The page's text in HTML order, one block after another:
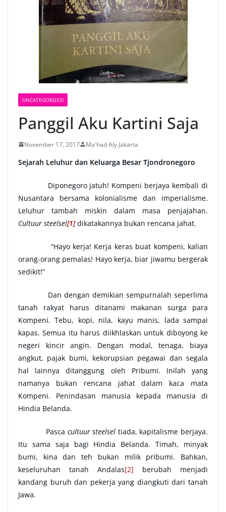
UNCATEGORIZED
Panggil Aku Kartini Saja
November 17, 2017 Ma'had Aly Jakarta
Sejarah Leluhur dan Keluarga Besar Tjondronegoro
Diponegoro jatuh! Kompeni berjaya kembali di
Nusantara bersama kolonialisme dan imperialisme.
Leluhur tambah miskin dalam masa penjajahan.
Cultuur steelsel[1]dikatakannya bukan rencana jahat.
“Hayo kerja! Kerja keras buat kompeni, kalian
orang-orang pemalas! Hayo kerja, biar jiwamu bergerak
sedikit!”
Dan dengan demikian sempurnalah seperlima
tanah rakyat harus ditanami makanan surga para
Kompeni. Tebu, kopi, nila, kayu manis, lada sampai
kapas. Semua itu harus diikhlaskan untuk diboyong ke
negeri kincir angin. Dengan modal, tenaga, biaya
angkut, pajak bumi, kekorupsian pegawai dan segala
hal lainnya ditanggung oleh Pribumi. Inilah yang
namanya bukan rencana jahat dalam kaca mata
Kompeni. Penindasan manusia kepada manusia di
Hindia Belanda.
Pasca cultuur steelsel tiada, kapitalisme berjaya.
Itu sama saja bagi Hindia Belanda. Timah, minyak
bumi, kina dan teh bukan milik pribumi. Bahkan,
keseluruhan tanah Andalas[2] berubah menjadi
kandang buruh dan pekerja yang diangkuti dari tanah
Jawa.